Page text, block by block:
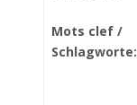
Mots clef /
Schlagworte: